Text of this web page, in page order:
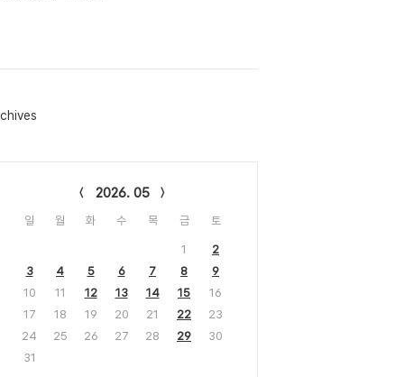
2026. 05
일 월 화 수 목 금 토
1
2
3
4 5 6 7 8
9
10
11 12 13 14 15
16
17
18 19 20 21 22
23
24
25 26 27 28 29
30
31